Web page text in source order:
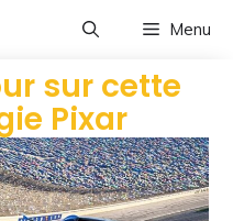
Menu
sur cette
Pixar